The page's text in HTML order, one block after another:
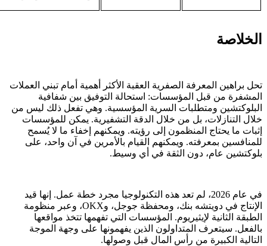
الخلاصة
تحل براهين المعرفة الصفرية العقبة الأكثر أهمية أمام تبني العملات
المشفرة من قبل المؤسسات: استحالة التوفيق بين شفافية
البلوكتشين ومتطلبات السرية المؤسسية. وهي تفعل ذلك ليس من
خلال التنازلات، بل من خلال الدقة التشفيرية. يمكن للمؤسسات
إثبات ما يحتاج المنظمون إلى رؤيته. ويمكنهم إخفاء ما لا يُسمح
للمنافسين بمعرفته. ويمكنهم القيام بالأمرين في آن واحد، على
بلوكتشين عام، دون الثقة في أي وسيط.
في عام 2026، لم تعد هذه التكنولوجيا مجرد خطة عمل. إنها قيد
الإنتاج في دويتشه بنك، ومحفظة جوجل، وOKX، وعبر منظومة
الطبقة الثانية لإيثيريوم. المؤسسات التي تفهمها تتخذ مواقعها
بالفعل. سيتعرف المتداولون الذين يفهمونها على وجهة الموجة
التالية الكبيرة من رأس المال قبل وصولها.